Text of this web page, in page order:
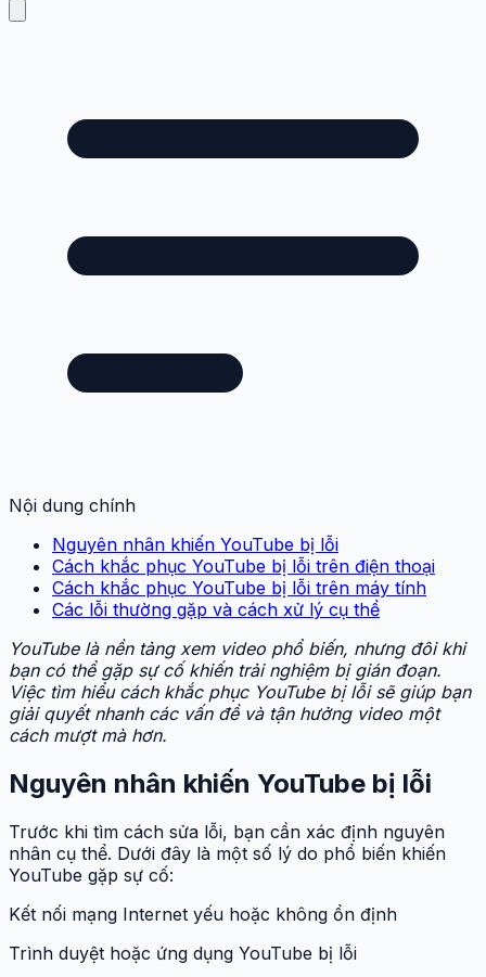
Nội dung chính
Nguyên nhân khiến YouTube bị lỗi
Cách khắc phục YouTube bị lỗi trên điện thoại
Cách khắc phục YouTube bị lỗi trên máy tính
Các lỗi thường gặp và cách xử lý cụ thể
YouTube là nền tảng xem video phổ biến, nhưng đôi khi
bạn có thể gặp sự cố khiến trải nghiệm bị gián đoạn.
Việc tìm hiểu cách khắc phục YouTube bị lỗi sẽ giúp bạn
giải quyết nhanh các vấn đề và tận hưởng video một
cách mượt mà hơn.
Nguyên nhân khiến YouTube bị lỗi
Trước khi tìm cách sửa lỗi, bạn cần xác định nguyên
nhân cụ thể. Dưới đây là một số lý do phổ biến khiến
YouTube gặp sự cố:
Kết nối mạng Internet yếu hoặc không ổn định
Trình duyệt hoặc ứng dụng YouTube bị lỗi